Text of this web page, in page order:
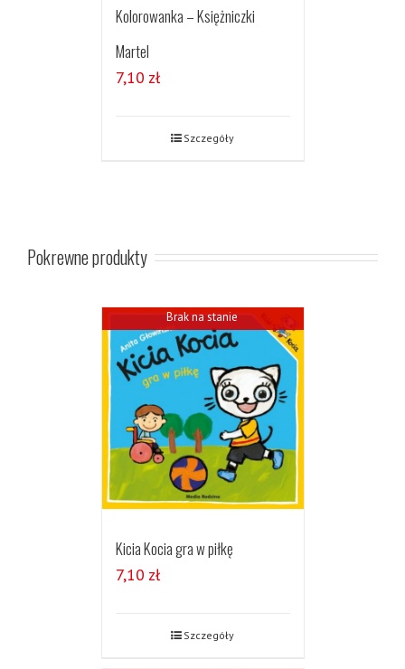
Kolorowanka – Księżniczki
Martel
7,10 zł
Szczegóły
Pokrewne produkty
Brak na stanie
Kicia Kocia gra w piłkę
7,10 zł
Szczegóły